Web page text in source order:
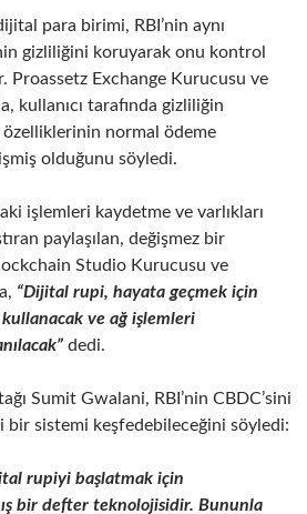
para birimi, RBI’nin aynı
gizliliğini koruyarak onu kontrol
Proassetz Exchange Kurucusu ve
kullanıcı tarafında gizliliğin
normal ödeme
olduğunu söyledi.
işlemleri kaydetme ve varlıkları
paylaşılan, değişmez bir
Studio Kurucusu ve
“Dijital rupi, hayata geçmek için
ve ağ işlemleri
dedi.
Sumit Gwalani, RBI’nin CBDC’sini
bir sistemi keşfedebileceğini söyledi:
rupiyi başlatmak için
bir defter teknolojisidir. Bununla